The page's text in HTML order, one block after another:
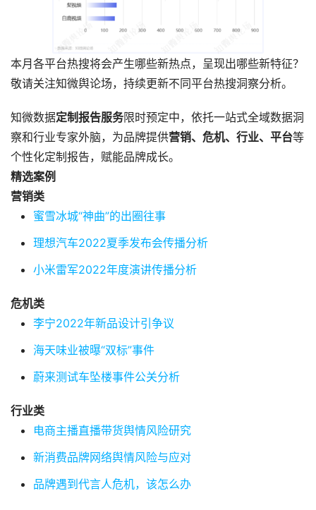
本月各平台热搜将会产生哪些新热点，呈现出哪些新特征？
敬请关注知微舆论场，持续更新不同平台热搜洞察分析。
知微数据定制报告服务限时预定中，依托一站式全域数据洞
察和行业专家外脑，为品牌提供营销、危机、行业、平台等
个性化定制报告，赋能品牌成长。
精选案例
营销类
蜜雪冰城“神曲”的出圈往事
理想汽车2022夏季发布会传播分析
小米雷军2022年度演讲传播分析
危机类
李宁2022年新品设计引争议
海天味业被曝“双标”事件
蔚来测试车坠楼事件公关分析
行业类
电商主播直播带货舆情风险研究
新消费品牌网络舆情风险与应对
品牌遇到代言人危机，该怎么办